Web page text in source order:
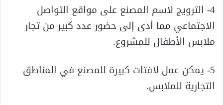
4- الترويج لاسم المصنع على مواقع التواصل
الاجتماعي مما أدى إلى حضور عدد كبير من تجار
ملابس الأطفال للمشروع.
5- يمكن عمل لافتات كبيرة للمصنع في المناطق
التجارية للملابس.